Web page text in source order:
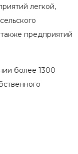
легкой,
также предприятий
более 1300